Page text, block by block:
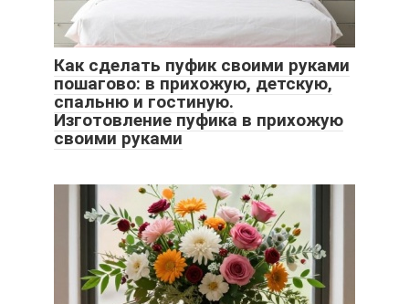
Как сделать пуфик своими руками
пошагово: в прихожую, детскую,
спальню и гостиную.
Изготовление пуфика в прихожую
своими руками